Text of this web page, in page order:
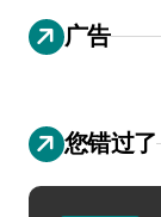
广告
您错过了